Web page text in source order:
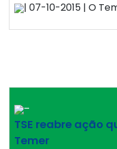
| 07-10-2015 | O
–
TSE reabre ação
Temer